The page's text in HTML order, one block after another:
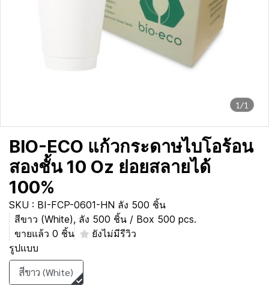
1/1
BIO-ECO แก้วกระดาษไบโอร้อน
สองชั้น 10 Oz ย่อยสลายได้
100%
SKU : BI-FCP-0601-HN ลัง 500 ชิ้น
สีขาว (White), ลัง 500 ชิ้น / Box 500 pcs.
ขายแล้ว 0 ชิ้น
ยังไม่มีรีวิว
รูปแบบ
สีขาว (White)